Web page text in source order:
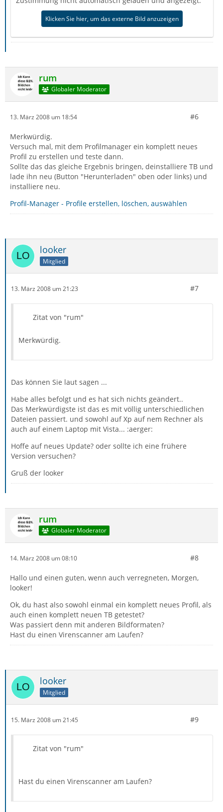
Klicken Sie hier, um das externe Bild anzuzeigen
rum
Globaler Moderator
13. März 2008 um 18:54 #6
Merkwürdig.
Versuch mal, mit dem Profilmanager ein komplett neues
Profil zu erstellen und teste dann.
Sollte das das gleiche Ergebnis bringen, deinstalliere TB und
lade ihn neu (Button "Herunterladen" oben oder links) und
installiere neu.
Profil-Manager - Profile erstellen, löschen, auswählen
looker
Mitglied
13. März 2008 um 21:23 #7
Zitat von "rum"
Merkwürdig.
Das können Sie laut sagen ...
Habe alles befolgt und es hat sich nichts geändert..
Das Merkwürdigste ist das es mit völlig unterschiedlichen
Dateien passiert. und sowohl auf Xp auf nem Rechner als
auch auf einem Laptop mit Vista... :aerger:
Hoffe auf neues Update? oder sollte ich eine frühere
Version versuchen?
Gruß der looker
rum
Globaler Moderator
14. März 2008 um 08:10 #8
Hallo und einen guten, wenn auch verregneten, Morgen,
looker!
Ok, du hast also sowohl einmal ein komplett neues Profil, als
auch einen komplett neuen TB getestet?
Was passiert denn mit anderen Bildformaten?
Hast du einen Virenscanner am Laufen?
looker
Mitglied
15. März 2008 um 21:45 #9
Zitat von "rum"
Hast du einen Virenscanner am Laufen?